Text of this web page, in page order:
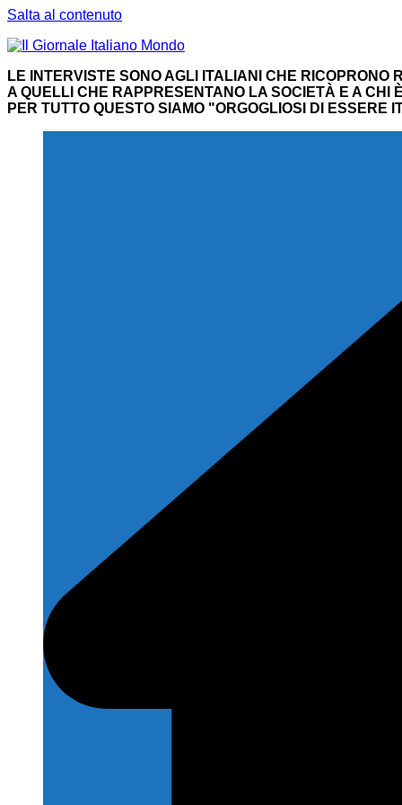
Salta al contenuto
LE INTERVISTE SONO AGLI ITALIANI CHE RICOPRONO
A QUELLI CHE RAPPRESENTANO LA SOCIETÀ E A CHI
PER TUTTO QUESTO SIAMO "ORGOGLIOSI DI ESSERE